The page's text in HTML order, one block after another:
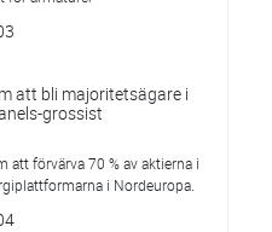
att bli majoritetsägare i
grossist
att förvärva 70 % av aktierna i
i Nordeuropa.